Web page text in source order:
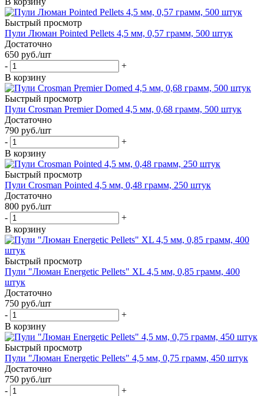
Быстрый просмотр
Пули Люман Pointed Pellets 4,5 мм, 0,57 грамм, 500 штук
Достаточно
650 руб./шт
-
+
В корзину
Быстрый просмотр
Пули Crosman Premier Domed 4,5 мм, 0,68 грамм, 500 штук
Достаточно
790 руб./шт
-
+
В корзину
Быстрый просмотр
Пули Crosman Pointed 4,5 мм, 0,48 грамм, 250 штук
Достаточно
800 руб./шт
-
+
В корзину
Быстрый просмотр
Пули "Люман Energetic Pellets" XL 4,5 мм, 0,85 грамм, 400
штук
Достаточно
750 руб./шт
-
+
В корзину
Быстрый просмотр
Пули "Люман Energetic Pellets" 4,5 мм, 0,75 грамм, 450 штук
Достаточно
750 руб./шт
-
+